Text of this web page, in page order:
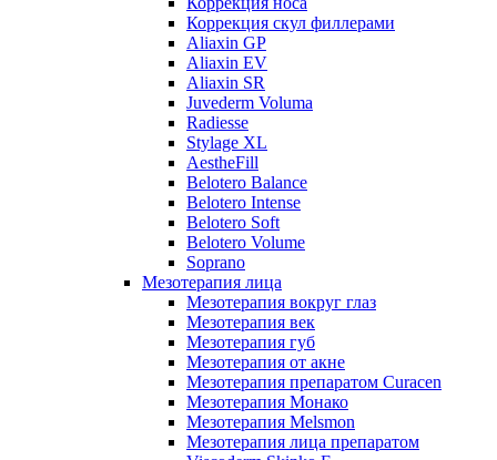
Коррекция скул филлерами
Aliaxin GP
Aliaxin EV
Aliaxin SR
Juvederm Voluma
Radiesse
Stylage XL
AestheFill
Belotero Balance
Belotero Intense
Belotero Soft
Belotero Volume
Soprano
Мезотерапия лица
Мезотерапия вокруг глаз
Мезотерапия век
Мезотерапия губ
Мезотерапия от акне
Мезотерапия препаратом Curacen
Мезотерапия Монако
Мезотерапия Melsmon
Мезотерапия лица препаратом